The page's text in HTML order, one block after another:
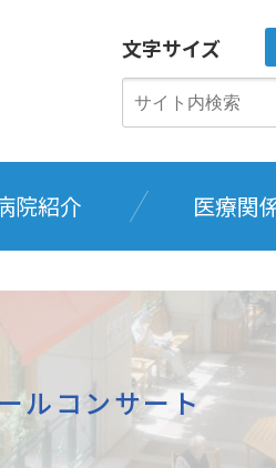
文字サイズ
院紹介 医療関
ルコンサート